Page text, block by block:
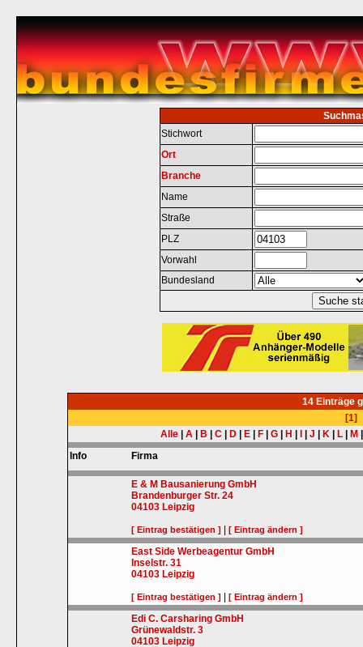
Stichwort
Ort
Branche
Name
Straße
PLZ
Vorwahl
Bundesland
14 Einträge
[1]
Alle
A B C D E F G H J K L M
Info
Firma
E & M Bausanierung GmbH
Brandenburger Str. 24
04103 Leipzig
[ Eintrag bestätigen ] |[ Eintrag ändern ]
East Side Werbeagentur GmbH
Inselstr. 31
04103 Leipzig
[ Eintrag bestätigen ] |[ Eintrag ändern ]
Edi C. Carsharing GmbH
Grünewaldstr. 3
04103 Leipzig